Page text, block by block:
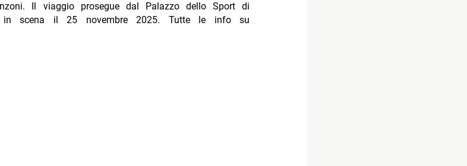
Il viaggio prosegue dal Palazzo dello Sport di
scena il 25 novembre 2025. Tutte le info su